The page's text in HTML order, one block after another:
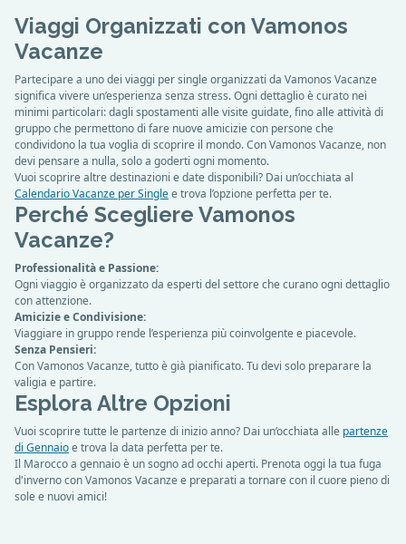
Viaggi Organizzati con Vamonos
Vacanze
Partecipare a uno dei viaggi per single organizzati da Vamonos Vacanze
significa vivere un’esperienza senza stress. Ogni dettaglio è curato nei
minimi particolari: dagli spostamenti alle visite guidate, fino alle attività di
gruppo che permettono di fare nuove amicizie con persone che
condividono la tua voglia di scoprire il mondo. Con Vamonos Vacanze, non
devi pensare a nulla, solo a goderti ogni momento.
Vuoi scoprire altre destinazioni e date disponibili? Dai un’occhiata al
Calendario Vacanze per Singlee trova l’opzione perfetta per te.
Perché Scegliere Vamonos
Vacanze?
Professionalità e Passione:
Ogni viaggio è organizzato da esperti del settore che curano ogni dettaglio
con attenzione.
Amicizie e Condivisione:
Viaggiare in gruppo rende l’esperienza più coinvolgente e piacevole.
Senza Pensieri:
Con Vamonos Vacanze, tutto è già pianificato. Tu devi solo preparare la
valigia e partire.
Esplora Altre Opzioni
Vuoi scoprire tutte le partenze di inizio anno? Dai un’occhiata alle partenze
di Gennaioe trova la data perfetta per te.
Il Marocco a gennaio è un sogno ad occhi aperti. Prenota oggi la tua fuga
d'inverno con Vamonos Vacanze e preparati a tornare con il cuore pieno di
sole e nuovi amici!